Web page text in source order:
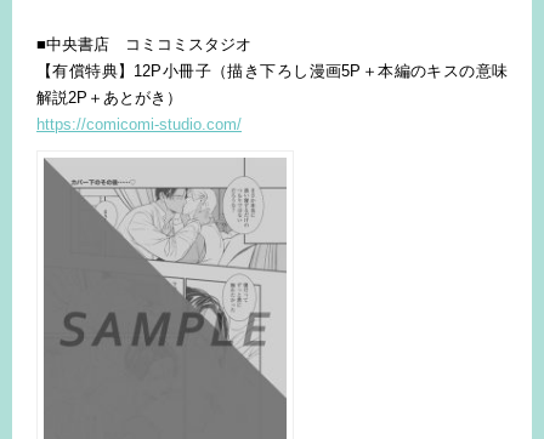
■中央書店 コミコミスタジオ
【有償特典】12P小冊子（描き下ろし漫画5P＋本編のキスの意味
解説2P＋あとがき）
https://comicomi-studio.com/